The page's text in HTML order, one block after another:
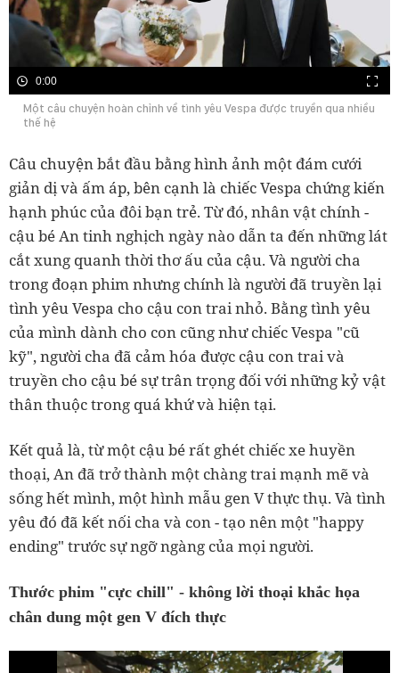
0:00
Một câu chuyện hoàn chỉnh về tình yêu Vespa được truyền qua nhiều
thế hệ
Câu chuyện bắt đầu bằng hình ảnh một đám cưới
giản dị và ấm áp, bên cạnh là chiếc Vespa chứng kiến
hạnh phúc của đôi bạn trẻ. Từ đó, nhân vật chính -
cậu bé An tinh nghịch ngày nào dẫn ta đến những lát
cắt xung quanh thời thơ ấu của cậu. Và người cha
trong đoạn phim nhưng chính là người đã truyền lại
tình yêu Vespa cho cậu con trai nhỏ. Bằng tình yêu
của mình dành cho con cũng như chiếc Vespa "cũ
kỹ", người cha đã cảm hóa được cậu con trai và
truyền cho cậu bé sự trân trọng đối với những kỷ vật
thân thuộc trong quá khứ và hiện tại.
Kết quả là, từ một cậu bé rất ghét chiếc xe huyền
thoại, An đã trở thành một chàng trai mạnh mẽ và
sống hết mình, một hình mẫu gen V thực thụ. Và tình
yêu đó đã kết nối cha và con - tạo nên một "happy
ending" trước sự ngỡ ngàng của mọi người.
Thước phim "cực chill" - không lời thoại khắc họa
chân dung một gen V đích thực